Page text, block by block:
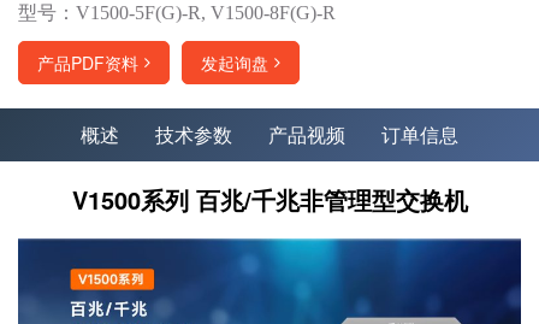
型号：V1500-5F(G)-R, V1500-8F(G)-R
产品PDF资料 发起询盘
概述 技术参数 产品视频 订单信息
V1500系列 百兆/千兆非管理型交换机